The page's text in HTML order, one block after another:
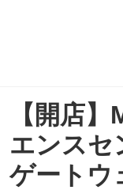
【開店
エンスセ
ゲートウ